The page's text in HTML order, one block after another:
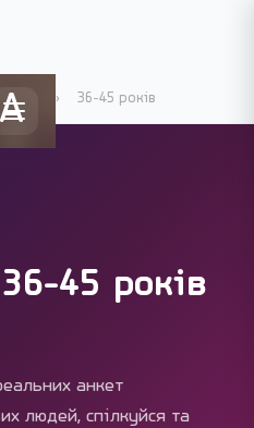
› 36-45 років
45 років
анкет
людей, спілкуйся та